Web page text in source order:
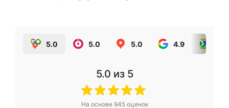
5.0 5.0 5.0 4.9
5.0 из 5
На основе 945оценок